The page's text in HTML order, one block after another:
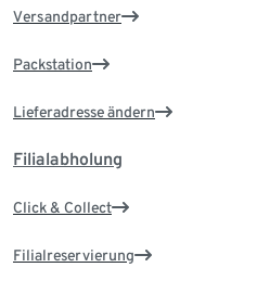
Versandpartner
Packstation
Lieferadresse ändern
Filialabholung
Click & Collect
Filialreservierung